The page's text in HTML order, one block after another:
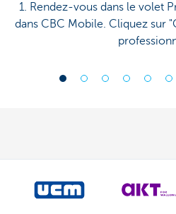
1. Rendez-vous dans le volet
dans CBC Mobile. Cliquez sur